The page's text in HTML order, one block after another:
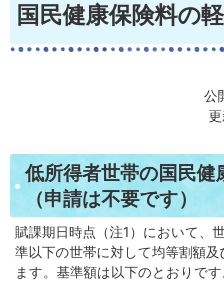
国民健康保険料の
公
低所得者世帯の国民健
（申請は不要です）
賦課期日時点（注1）において、
準以下の世帯に対して均等割額
ます。基準額は以下のとおりで